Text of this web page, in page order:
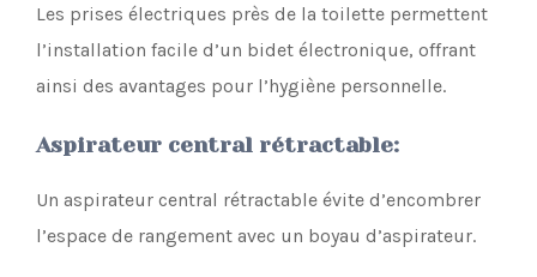
Les prises électriques près de la toilette permettent
l’installation facile d’un bidet électronique, offrant
ainsi des avantages pour l’hygiène personnelle.
Aspirateur central rétractable:
Un aspirateur central rétractable évite d’encombrer
l’espace de rangement avec un boyau d’aspirateur.